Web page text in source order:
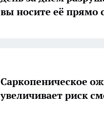
вы носите её прямо
Саркопеническое
увеличивает риск